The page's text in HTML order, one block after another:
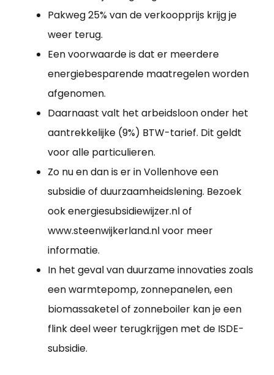
Pakweg 25% van de verkoopprijs krijg je
weer terug.
Een voorwaarde is dat er meerdere
energiebesparende maatregelen worden
afgenomen.
Daarnaast valt het arbeidsloon onder het
aantrekkelijke (9%) BTW-tarief. Dit geldt
voor alle particulieren.
Zo nu en dan is er in Vollenhove een
subsidie of duurzaamheidslening. Bezoek
ook energiesubsidiewijzer.nl of
www.steenwijkerland.nl voor meer
informatie.
In het geval van duurzame innovaties zoals
een warmtepomp, zonnepanelen, een
biomassaketel of zonneboiler kan je een
flink deel weer terugkrijgen met de ISDE-
subsidie.